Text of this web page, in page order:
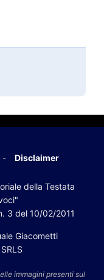
Disclaimer
della Testata
3 del 10/02/2011
Giacometti
immagini presenti sul